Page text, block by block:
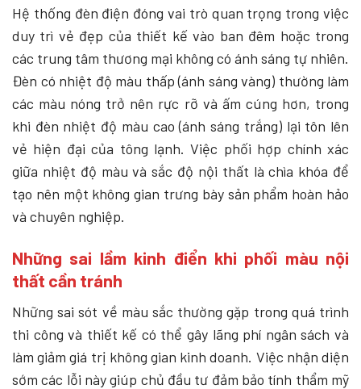
Hệ thống đèn điện đóng vai trò quan trọng trong việc
duy trì vẻ đẹp của thiết kế vào ban đêm hoặc trong
các trung tâm thương mại không có ánh sáng tự nhiên.
Đèn có nhiệt độ màu thấp (ánh sáng vàng) thường làm
các màu nóng trở nên rực rỡ và ấm cúng hơn, trong
khi đèn nhiệt độ màu cao (ánh sáng trắng) lại tôn lên
vẻ hiện đại của tông lạnh. Việc phối hợp chính xác
giữa nhiệt độ màu và sắc độ nội thất là chìa khóa để
tạo nên một không gian trưng bày sản phẩm hoàn hảo
và chuyên nghiệp.
Những sai lầm kinh điển khi phối màu nội
thất cần tránh
Những sai sót về màu sắc thường gặp trong quá trình
thi công và thiết kế có thể gây lãng phí ngân sách và
làm giảm giá trị không gian kinh doanh. Việc nhận diện
sớm các lỗi này giúp chủ đầu tư đảm bảo tính thẩm mỹ